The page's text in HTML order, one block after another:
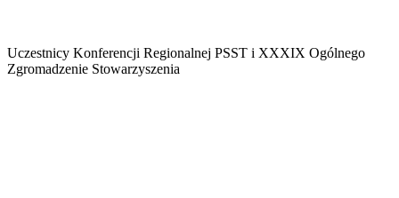
Uczestnicy Konferencji Regionalnej PSST i XXXIX Ogólnego
Zgromadzenie Stowarzyszenia